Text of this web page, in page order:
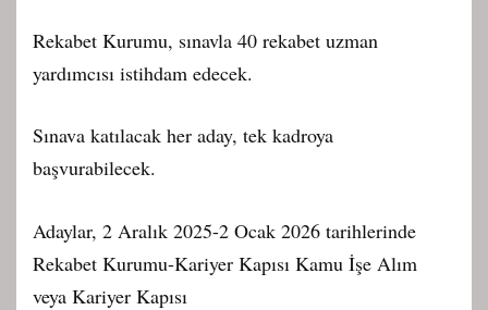
Rekabet Kurumu, sınavla 40 rekabet uzman
yardımcısı istihdam edecek.
Sınava katılacak her aday, tek kadroya
başvurabilecek.
Adaylar, 2 Aralık 2025-2 Ocak 2026 tarihlerinde
Rekabet Kurumu-Kariyer Kapısı Kamu İşe Alım
veya Kariyer Kapısı